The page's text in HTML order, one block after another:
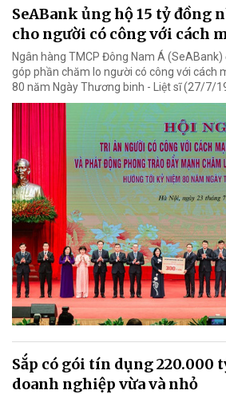
SeABank ủng hộ 15 tỷ đồng
cho người có công với cách
Ngân hàng TMCP Đông Nam Á
góp phần chăm lo người có công với cách
80 năm Ngày Thương binh - Liệt sĩ (27/7/
Sắp có gói tín dụng 220.000
doanh nghiệp vừa và nhỏ